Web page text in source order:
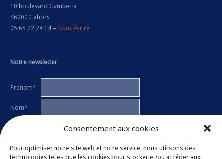
Consentement aux cookies
Pour optimiser notre site web et notre service, nous utilisons des
technologies telles que les cookies pour stocker et/ou accéder aux
10 boulevard Gambetta
46000 Cahors
05 65 22 28 14 – Nous écrire
Notre newsletter
Prénom*
Nom*
activités de l'association par e-mail. Chaque lettre d'information contient